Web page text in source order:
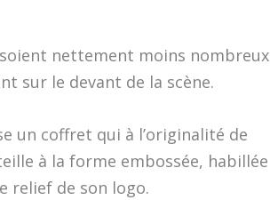
nettement moins nombreux
sur le devant de la scène.
un coffret qui à l’originalité de
à la forme embossée, habillée
relief de son logo.